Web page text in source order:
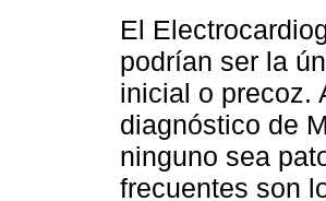
El
podrían ser la
inicial o precoz.
diagnóstico de
ninguno sea
frecuentes son